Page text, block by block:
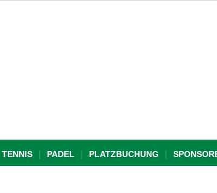
TENNIS PADEL PLATZBUCHUNG